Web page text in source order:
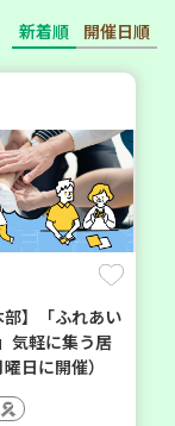
新着順 開催日順
部】「ふれあい
気軽に集う居
日に開催）